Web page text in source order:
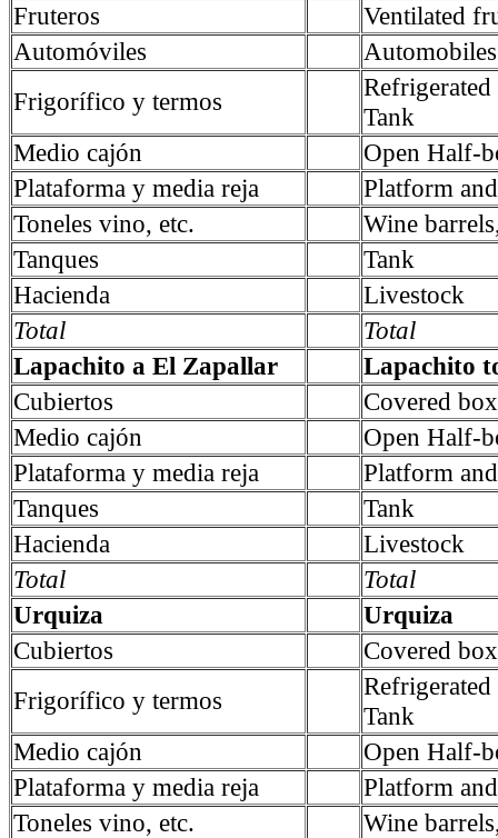
Fruteros
Ventilated
Automóviles
Automobiles
Frigorífico y termos
Tank
Medio cajón
Open Half-
Plataforma y media reja
Platform
Toneles vino, etc.
Wine
Tanques
Tank
Hacienda
Livestock
Total
Total
Lapachito a El Zapallar
Lapachito
Cubiertos
Covered box
Medio cajón
Open Half-
Plataforma y media reja
Platform
Tanques
Tank
Hacienda
Livestock
Total
Total
Urquiza
Urquiza
Cubiertos
Covered box
Frigorífico y termos
Tank
Medio cajón
Open Half-
Plataforma y media reja
Platform
Toneles vino, etc.
Wine